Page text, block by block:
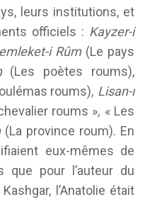
leurs institutions, et
officiels : Kayzer-i
i Rûm (Le pays
(Les poètes roums),
roums), Lisan-ı
roums », « Les
(La province roum). En
eux-mêmes de
que pour l’auteur du
l’Anatolie était